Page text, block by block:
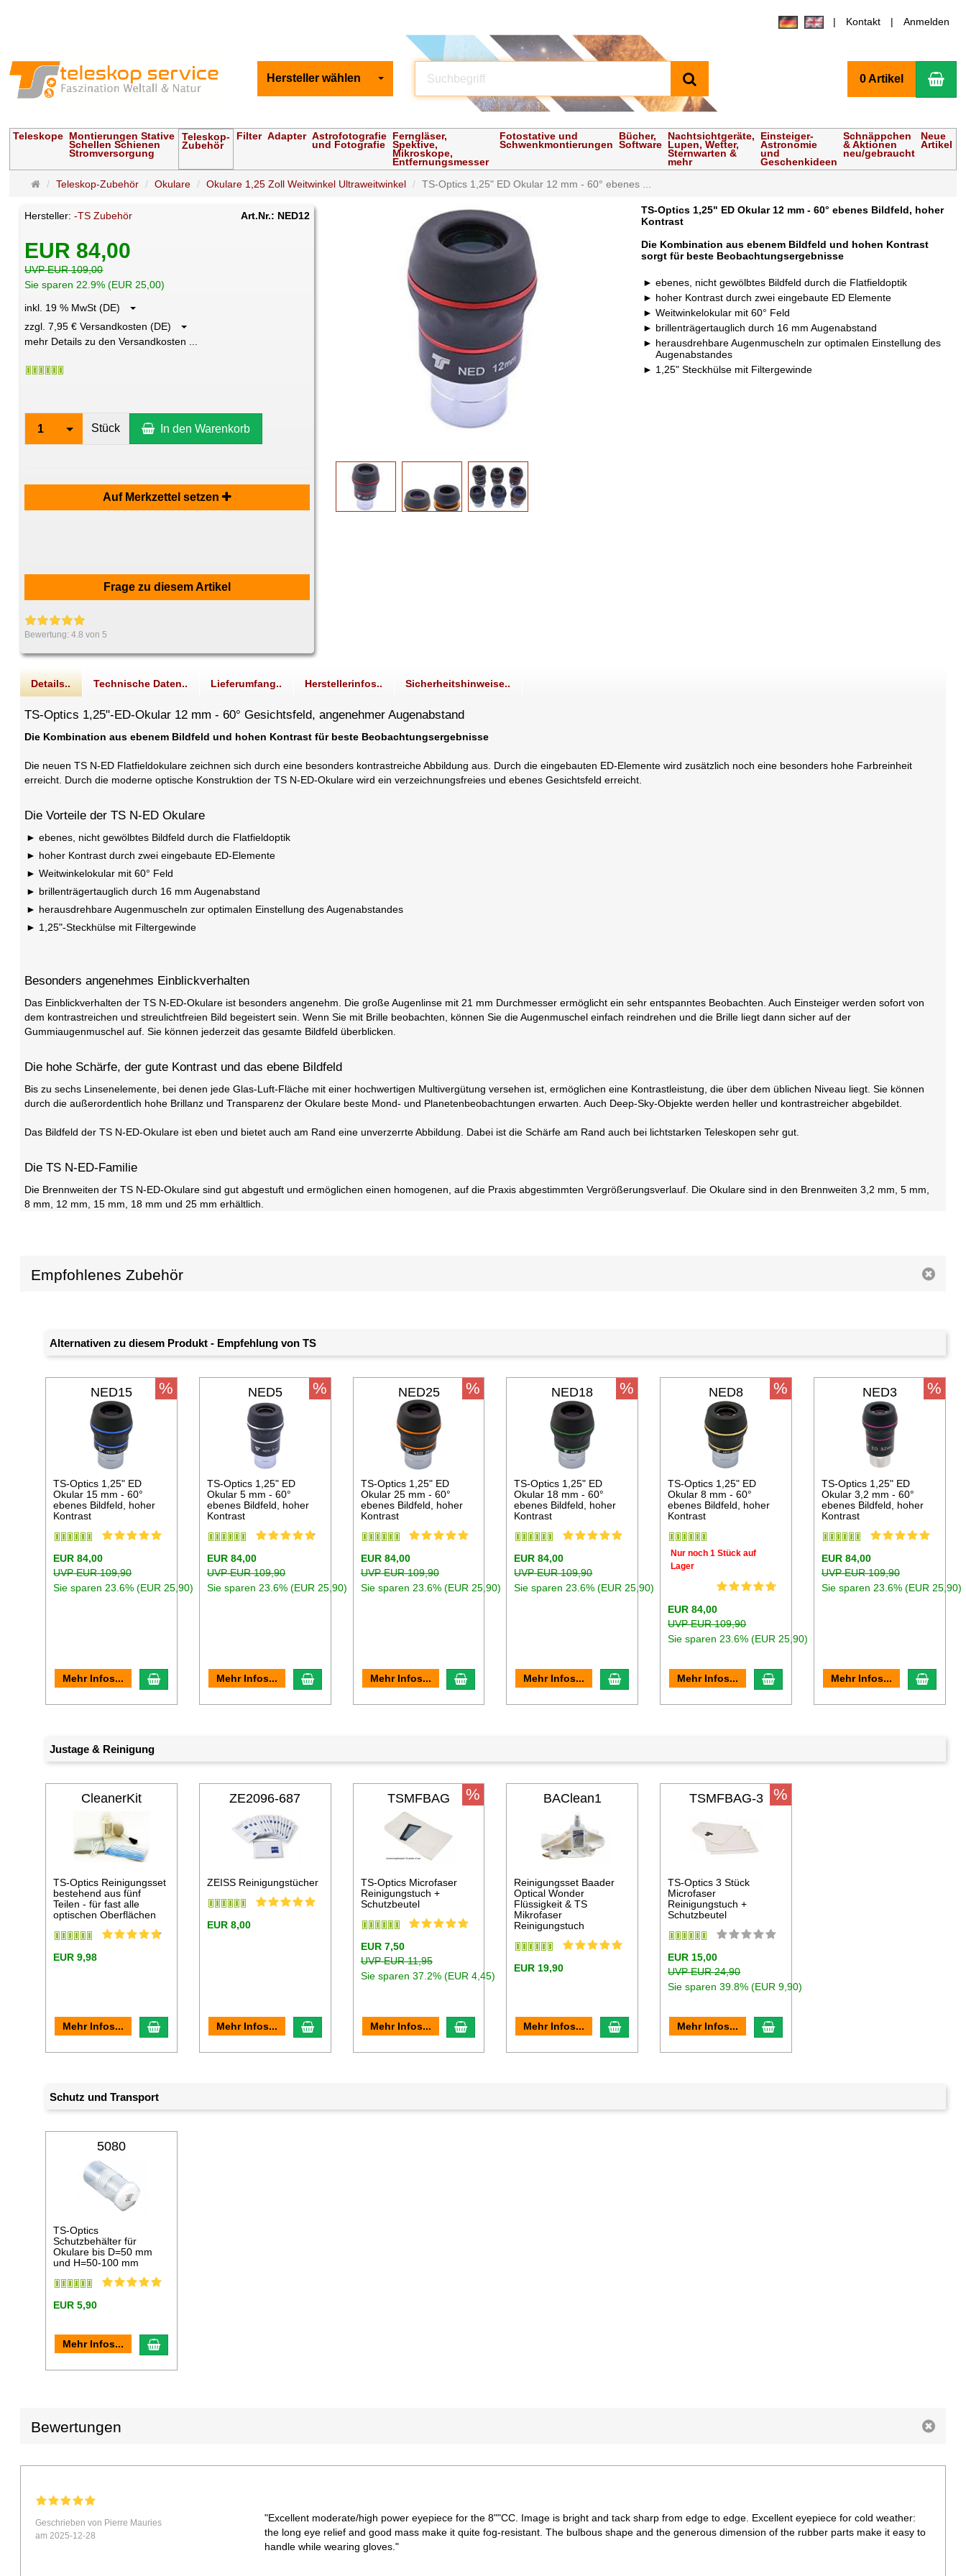
Kontakt Anmelden
Hersteller wählen 0 Artikel
Teleskope Montierungen Stative
Schellen Schienen
Stromversorgung
Teleskop-
Zubehör
Filter Adapter Astrofotografie
und Fotografie
Ferngläser,
Spektive,
Mikroskope,
Entfernungsmesser
Fotostative und
Schwenkmontierungen
Bücher,
Software
Nachtsichtgeräte,
Lupen, Wetter,
Sternwarten &
mehr
Einsteiger-
Astronomie
und
Geschenkideen
Schnäppchen
& Aktionen
neu/gebraucht
Neue
Artikel
Startseite
Teleskop-Zubehör Okulare Okulare 1,25 Zoll Weitwinkel Ultraweitwinkel TS-Optics 1,25" ED Okular 12 mm - 60° ebenes ...
Hersteller:-TS Zubehör Art.Nr.: NED12
EUR 84,00
UVP EUR 109,00
Sie sparen 22.9% (EUR 25,00)
inkl. 19 % MwSt (DE)
zzgl. 7,95 € Versandkosten (DE)
mehr Details zu den Versandkosten ...
1 Stück In den Warenkorb
Auf Merkzettel setzen
Frage zu diesem Artikel
Bewertung:4.8 von 5
TS-Optics 1,25" ED Okular 12 mm - 60° ebenes Bildfeld, hoher
Kontrast
Die Kombination aus ebenem Bildfeld und hohen Kontrast
sorgt für beste Beobachtungsergebnisse
ebenes, nicht gewölbtes Bildfeld durch die Flatfieldoptik
hoher Kontrast durch zwei eingebaute ED Elemente
Weitwinkelokular mit 60° Feld
brillenträgertauglich durch 16 mm Augenabstand
herausdrehbare Augenmuscheln zur optimalen Einstellung des
Augenabstandes
1,25" Steckhülse mit Filtergewinde
Details.. Technische Daten.. Lieferumfang.. Herstellerinfos.. Sicherheitshinweise..
TS-Optics 1,25"-ED-Okular 12 mm - 60° Gesichtsfeld, angenehmer Augenabstand
Die Kombination aus ebenem Bildfeld und hohen Kontrast für beste Beobachtungsergebnisse
Die neuen TS N-ED Flatfieldokulare zeichnen sich durch eine besonders kontrastreiche Abbildung aus. Durch die eingebauten ED-Elemente wird zusätzlich noch eine besonders hohe Farbreinheit
erreicht. Durch die moderne optische Konstruktion der TS N-ED-Okulare wird ein verzeichnungsfreies und ebenes Gesichtsfeld erreicht.
Die Vorteile der TS N-ED Okulare
ebenes, nicht gewölbtes Bildfeld durch die Flatfieldoptik
hoher Kontrast durch zwei eingebaute ED-Elemente
Weitwinkelokular mit 60° Feld
brillenträgertauglich durch 16 mm Augenabstand
herausdrehbare Augenmuscheln zur optimalen Einstellung des Augenabstandes
1,25"-Steckhülse mit Filtergewinde
Besonders angenehmes Einblickverhalten
Das Einblickverhalten der TS N-ED-Okulare ist besonders angenehm. Die große Augenlinse mit 21 mm Durchmesser ermöglicht ein sehr entspanntes Beobachten. Auch Einsteiger werden sofort von
dem kontrastreichen und streulichtfreien Bild begeistert sein. Wenn Sie mit Brille beobachten, können Sie die Augenmuschel einfach reindrehen und die Brille liegt dann sicher auf der
Gummiaugenmuschel auf. Sie können jederzeit das gesamte Bildfeld überblicken.
Die hohe Schärfe, der gute Kontrast und das ebene Bildfeld
Bis zu sechs Linsenelemente, bei denen jede Glas-Luft-Fläche mit einer hochwertigen Multivergütung versehen ist, ermöglichen eine Kontrastleistung, die über dem üblichen Niveau liegt. Sie können
durch die außerordentlich hohe Brillanz und Transparenz der Okulare beste Mond- und Planetenbeobachtungen erwarten. Auch Deep-Sky-Objekte werden heller und kontrastreicher abgebildet.
Das Bildfeld der TS N-ED-Okulare ist eben und bietet auch am Rand eine unverzerrte Abbildung. Dabei ist die Schärfe am Rand auch bei lichtstarken Teleskopen sehr gut.
Die TS N-ED-Familie
Die Brennweiten der TS N-ED-Okulare sind gut abgestuft und ermöglichen einen homogenen, auf die Praxis abgestimmten Vergrößerungsverlauf. Die Okulare sind in den Brennweiten 3,2 mm, 5 mm,
8 mm, 12 mm, 15 mm, 18 mm und 25 mm erhältlich.
Empfohlenes Zubehör
Alternativen zu diesem Produkt - Empfehlung von TS
NED15
TS-Optics 1,25" ED
Okular 15 mm - 60°
ebenes Bildfeld, hoher
Kontrast
EUR 84,00
UVP EUR 109,90
Sie sparen 23.6% (EUR 25,90)
Mehr Infos... In den Warenkorb
% NED5
TS-Optics 1,25" ED
Okular 5 mm - 60°
ebenes Bildfeld, hoher
Kontrast
EUR 84,00
UVP EUR 109,90
Sie sparen 23.6% (EUR 25,90)
Mehr Infos... In den Warenkorb
% NED25
TS-Optics 1,25" ED
Okular 25 mm - 60°
ebenes Bildfeld, hoher
Kontrast
EUR 84,00
UVP EUR 109,90
Sie sparen 23.6% (EUR 25,90)
Mehr Infos... In den Warenkorb
% NED18
TS-Optics 1,25" ED
Okular 18 mm - 60°
ebenes Bildfeld, hoher
Kontrast
EUR 84,00
UVP EUR 109,90
Sie sparen 23.6% (EUR 25,90)
Mehr Infos... In den Warenkorb
% NED8
TS-Optics 1,25" ED
Okular 8 mm - 60°
ebenes Bildfeld, hoher
Kontrast
Nur noch 1 Stück auf
Lager
EUR 84,00
UVP EUR 109,90
Sie sparen 23.6% (EUR 25,90)
Mehr Infos... In den Warenkorb
% NED3
TS-Optics 1,25" ED
Okular 3,2 mm - 60°
ebenes Bildfeld, hoher
Kontrast
EUR 84,00
UVP EUR 109,90
Sie sparen 23.6% (EUR 25,90)
Mehr Infos... In den
%
Justage & Reinigung
CleanerKit
TS-Optics Reinigungsset
bestehend aus fünf
Teilen - für fast alle
optischen Oberflächen
EUR 9,98
Mehr Infos... In den Warenkorb
ZE2096-687
ZEISS Reinigungstücher
EUR 8,00
Mehr Infos... In den Warenkorb
TSMFBAG
TS-Optics Microfaser
Reinigungstuch +
Schutzbeutel
EUR 7,50
UVP EUR 11,95
Sie sparen 37.2% (EUR 4,45)
Mehr Infos... In den Warenkorb
% BAClean1
Reinigungsset Baader
Optical Wonder
Flüssigkeit & TS
Mikrofaser
Reinigungstuch
EUR 19,90
Mehr Infos... In den Warenkorb
TSMFBAG-3
TS-Optics 3 Stück
Microfaser
Reinigungstuch +
Schutzbeutel
EUR 15,00
UVP EUR 24,90
Sie sparen 39.8% (EUR 9,90)
Mehr Infos... In den Warenkorb
%
Schutz und Transport
5080
TS-Optics
Schutzbehälter für
Okulare bis D=50 mm
und H=50-100 mm
EUR 5,90
Mehr Infos... In den Warenkorb
Bewertungen
Geschrieben von Pierre Mauries
am 2025-12-28
"Excellent moderate/high power eyepiece for the 8""CC. Image is bright and tack sharp from edge to edge. Excellent eyepiece for cold weather:
the long eye relief and good mass make it quite fog-resistant. The bulbous shape and the generous dimension of the rubber parts make it easy to
handle while wearing gloves."